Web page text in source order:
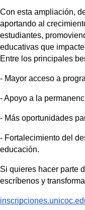
Con esta ampliación,
aportando al
estudiantes,
educativas que
Entre los principales
- Mayor acceso a
- Apoyo a la
- Más oportunidades
- Fortalecimiento del
educación.
Si quieres hacer parte
escríbenos y